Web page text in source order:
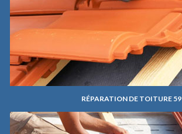
RÉPARATION DE TOITURE 59